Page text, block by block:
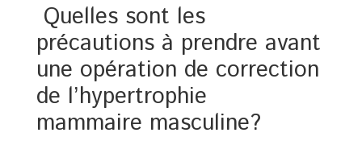
Quelles sont les
précautions à prendre avant
une opération de correction
de l’hypertrophie
mammaire masculine?